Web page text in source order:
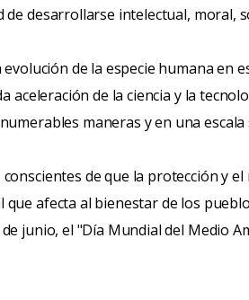
desarrollarse intelectual, moral,
de la especie humana en
aceleración de la ciencia y la
maneras y en una
conscientes de que la protección y
afecta al bienestar de los
junio, el "Día Mundial del Medio